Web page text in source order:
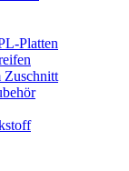
Platten
Zuschnitt